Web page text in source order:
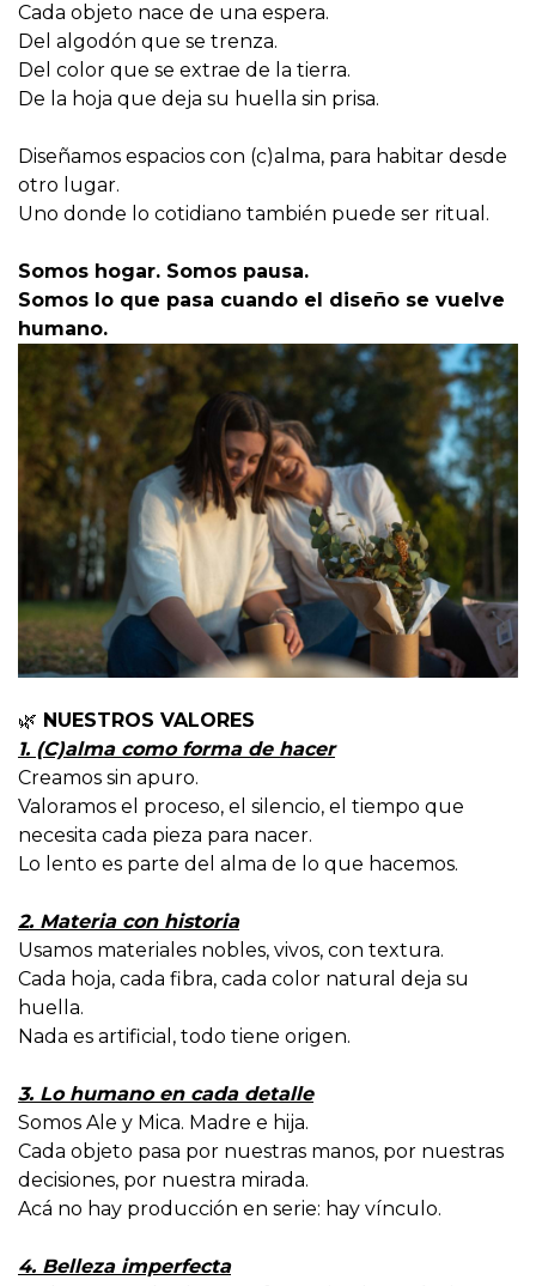
Cada objeto nace de una espera.
Del algodón que se trenza.
Del color que se extrae de la tierra.
De la hoja que deja su huella sin prisa.
Diseñamos espacios con (c)alma, para habitar desde
otro lugar.
Uno donde lo cotidiano también puede ser ritual.
Somos hogar. Somos pausa.
Somos lo que pasa cuando el diseño se vuelve
humano.
🌿 NUESTROS VALORES
1. (C)alma como forma de hacer
Creamos sin apuro.
Valoramos el proceso, el silencio, el tiempo que
necesita cada pieza para nacer.
Lo lento es parte del alma de lo que hacemos.
2. Materia con historia
Usamos materiales nobles, vivos, con textura.
Cada hoja, cada fibra, cada color natural deja su
huella.
Nada es artificial, todo tiene origen.
3. Lo humano en cada detalle
Somos Ale y Mica. Madre e hija.
Cada objeto pasa por nuestras manos, por nuestras
decisiones, por nuestra mirada.
Acá no hay producción en serie: hay vínculo.
4. Belleza imperfecta